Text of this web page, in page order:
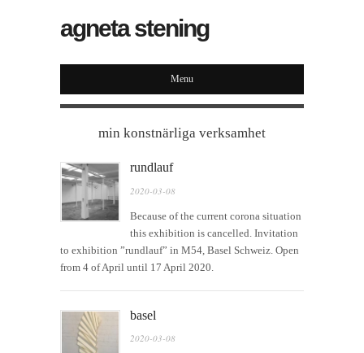
agneta stening
Menu
min konstnärliga verksamhet
rundlauf
2020-03-08
Because of the current corona situation
this exhibition is cancelled. Invitation
to exhibition ”rundlauf” in M54, Basel Schweiz. Open
from 4 of April until 17 April 2020.
basel
2020-03-08